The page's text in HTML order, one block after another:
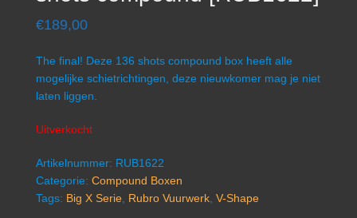
€189,00
The final! Deze 136 shots compound box heeft alle
mogelijke schietrichtingen, deze nieuwkomer mag je niet
laten liggen.
Uitverkocht
Artikelnummer: RUB1622
Categorie: Compound Boxen
Tags: Big X Serie Rubro Vuurwerk V-Shape